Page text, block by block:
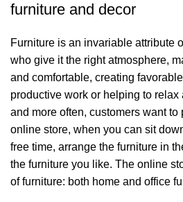
furniture and decor
Furniture is an invariable attribute
who give it the right atmosphere,
and comfortable, creating
productive work or helping to relax
and more often, customers want to
online store, when you can sit
free time, arrange the furniture in
the furniture you like. The online
of furniture: both home and office